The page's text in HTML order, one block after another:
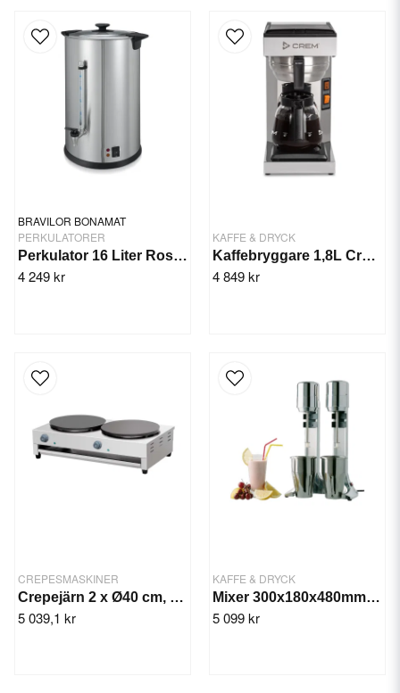
BRAVILOR BONAMAT
PERKULATORER
Perkulator 16 Liter Rostfri
4 249 kr
KAFFE & DRYCK
Kaffebryggare 1,8L Crem M1 TK
4 849 kr
CREPESMASKINER
Crepejärn 2 x Ø40 cm, 86x48.5x23.5 cm
5 039,1 kr
KAFFE & DRYCK
Mixer 300x180x480mm, Bar motor med 9000 Rpm
5 099 kr